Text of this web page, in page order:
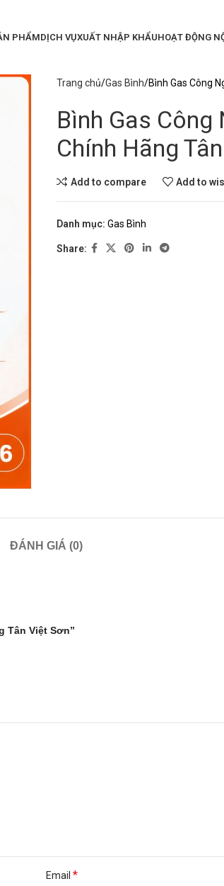
PHẨMDỊCH VỤXUẤT NHẬP KHẨUHOẠT ĐỘNG
Trang chủ Gas Bình Bình Gas Công
Bình Gas Công
Chính Hãng
Add to compare Add to
Danh mục: Gas Bình
Share:
ĐÁNH GIÁ (0)
Tân Việt Sơn”
Email *